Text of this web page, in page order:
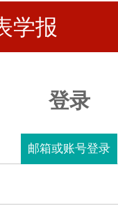
学报
登录
邮箱或账号登录